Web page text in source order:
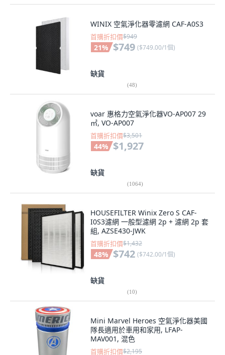
WINIX 空氣淨化器零濾網 CAF-A0S3
首購折扣價$949
21% $749 ($749.00/1個)
缺貨
(48)
voar 惠格力空氣淨化器VO-AP007 29
㎡, VO-AP007
首購折扣價$3,501
44% $1,927
缺貨
(1064)
HOUSEFILTER Winix Zero S CAF-
I0S3濾網 一般型濾網 2p + 濾網 2p 套
組, AZSE430-JWK
首購折扣價$1,432
48% $742 ($742.00/1個)
缺貨
(10)
Mini Marvel Heroes 空氣淨化器美國
隊長適用於車用和家用, LFAP-
MAV001, 混色
首購折扣價$2,195